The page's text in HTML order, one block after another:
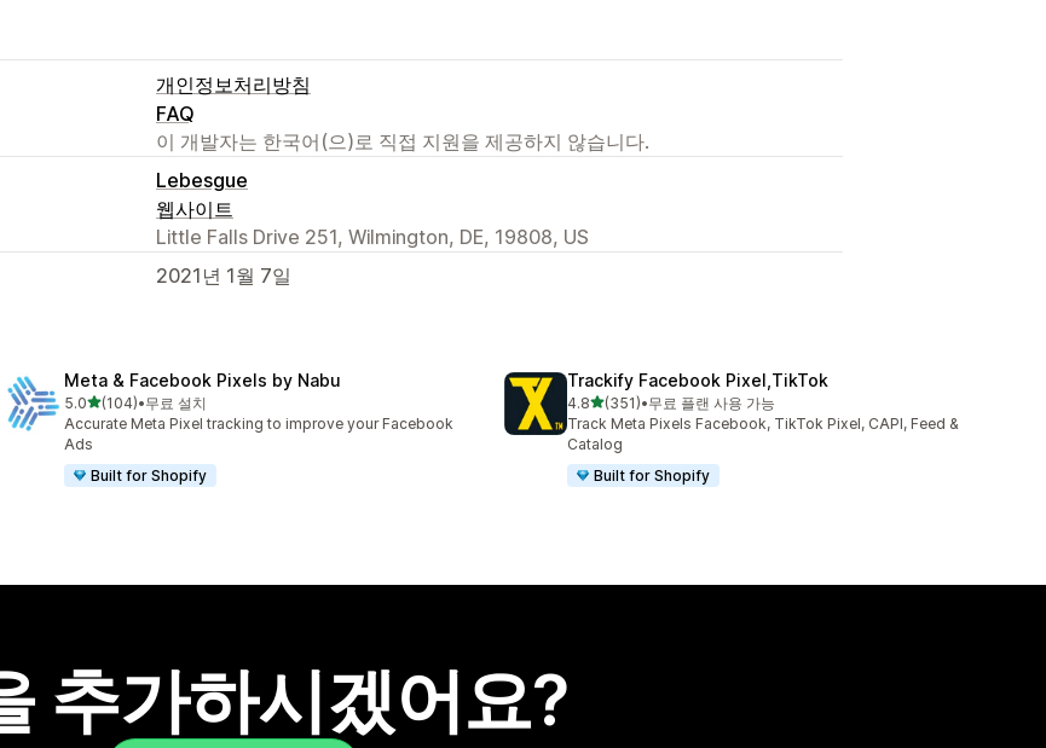
개인정보처리방침
FAQ
이 개발자는 한국어(으)로 직접 지원을 제공하지 않습니다.
Lebesgue
웹사이트
Little Falls Drive 251, Wilmington, DE, 19808, US
2021년 1월 7일
Meta & Facebook Pixels by Nabu
5.0별 5개 중
(104)
총 리뷰 104개
•무료 설치
Accurate Meta Pixel tracking to improve your Facebook
Ads
Built for Shopify
Trackify Facebook Pixel,TikTok
4.8별 5개 중
(351)
총 리뷰 351개
•무료 플랜 사용 가능
Track Meta Pixels Facebook, TikTok Pixel, CAPI, Feed &
Catalog
Built for Shopify
추가하시겠어요?